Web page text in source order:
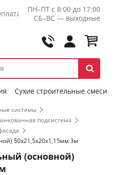
Контакты Оптовикам
ПН–ПТ с 8:00 до 17:00
СБ–ВС — выходные
Сухие строительные смеси
системы
подсистема
50х21,5х20х1,15мм 3м
(основной)